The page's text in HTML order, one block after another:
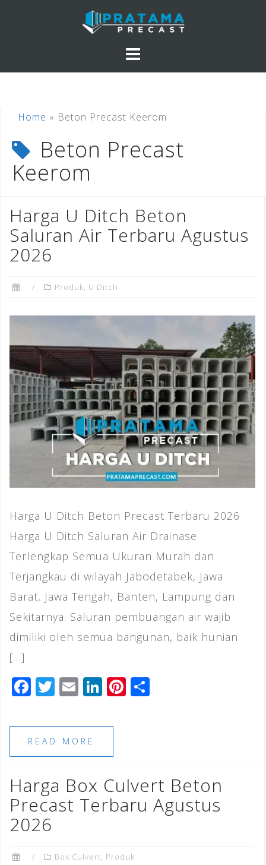
Home » Beton Precast Keerom
Beton Precast
Keerom
Harga U Ditch Beton
Saluran Air Terbaru Agustus
2026
Produk, U Ditch
Harga U Ditch Beton Precast Terbaru 2026
Harga U Ditch Saluran Air Drainase
Terlengkap Semua Ukuran Murah dan
Terjangkau di wilayah Jabodetabek, Jawa
Barat, Jawa Tengah, Banten, Lampung dan
Sekitarnya. Saluran pembuangan air wajib
dimiliki oleh semua bangunan, baik hunian
[…]
F
c
e
b
o
o
k
T
tt
e
r
E
ai
l
Li
k
dI
n
Pi
st
READ MORE
Harga Box Culvert Beton
Precast Terbaru Agustus
2026
Box Culvert, Produk